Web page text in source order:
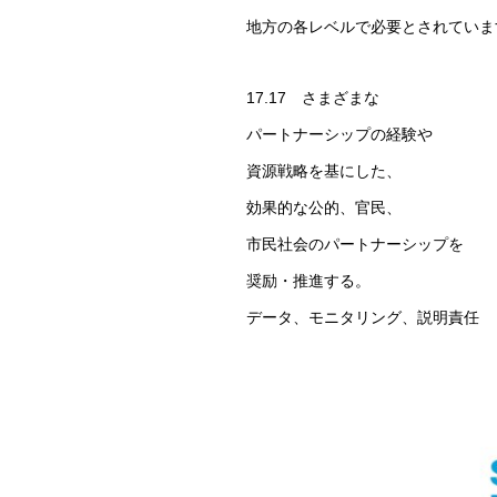
地方の各レベルで必要とされてい
17.17 さまざまな
パートナーシップの経験や
資源戦略を基にした、
効果的な公的、官民、
市民社会のパートナーシップを
奨励・推進する。
データ、モニタリング、説明責任